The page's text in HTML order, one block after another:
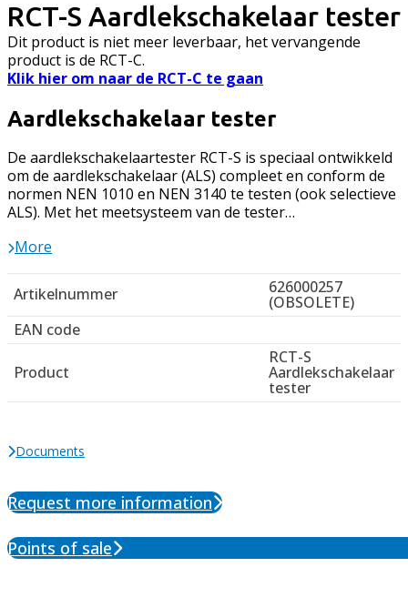
RCT-S Aardlekschakelaar tester
Dit product is niet meer leverbaar, het vervangende
product is de RCT-C.
Klik hier om naar de RCT-C te gaan
Aardlekschakelaar tester
De aardlekschakelaartester RCT-S is speciaal ontwikkeld
om de aardlekschakelaar (ALS) compleet en conform de
normen NEN 1010 en NEN 3140 te testen (ook selectieve
ALS). Met het meetsysteem van de tester…
More
Artikelnummer 626000257
(OBSOLETE)
EAN code
Product
RCT-S
Aardlekschakelaar
tester
Documents
Request more information
Points of sale